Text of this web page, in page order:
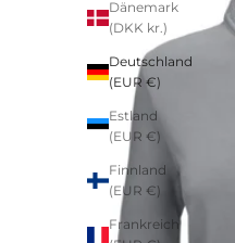
Dänemark
(DKK kr.)
Deutschland
(EUR €)
Estland
(EUR €)
Finnland
(EUR €)
Frankreich